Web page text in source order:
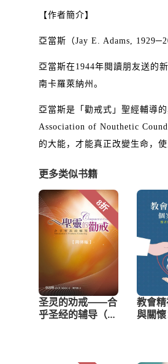
【作者簡介】
亞當斯（Jay E. Adams,
亞當斯在1944年閱讀朋友送的
南卡羅萊納州。
亞當斯是「勸戒式」聖經輔導
Association of Nouthetic
的大能，才能真正改變生命，
更多类似书籍